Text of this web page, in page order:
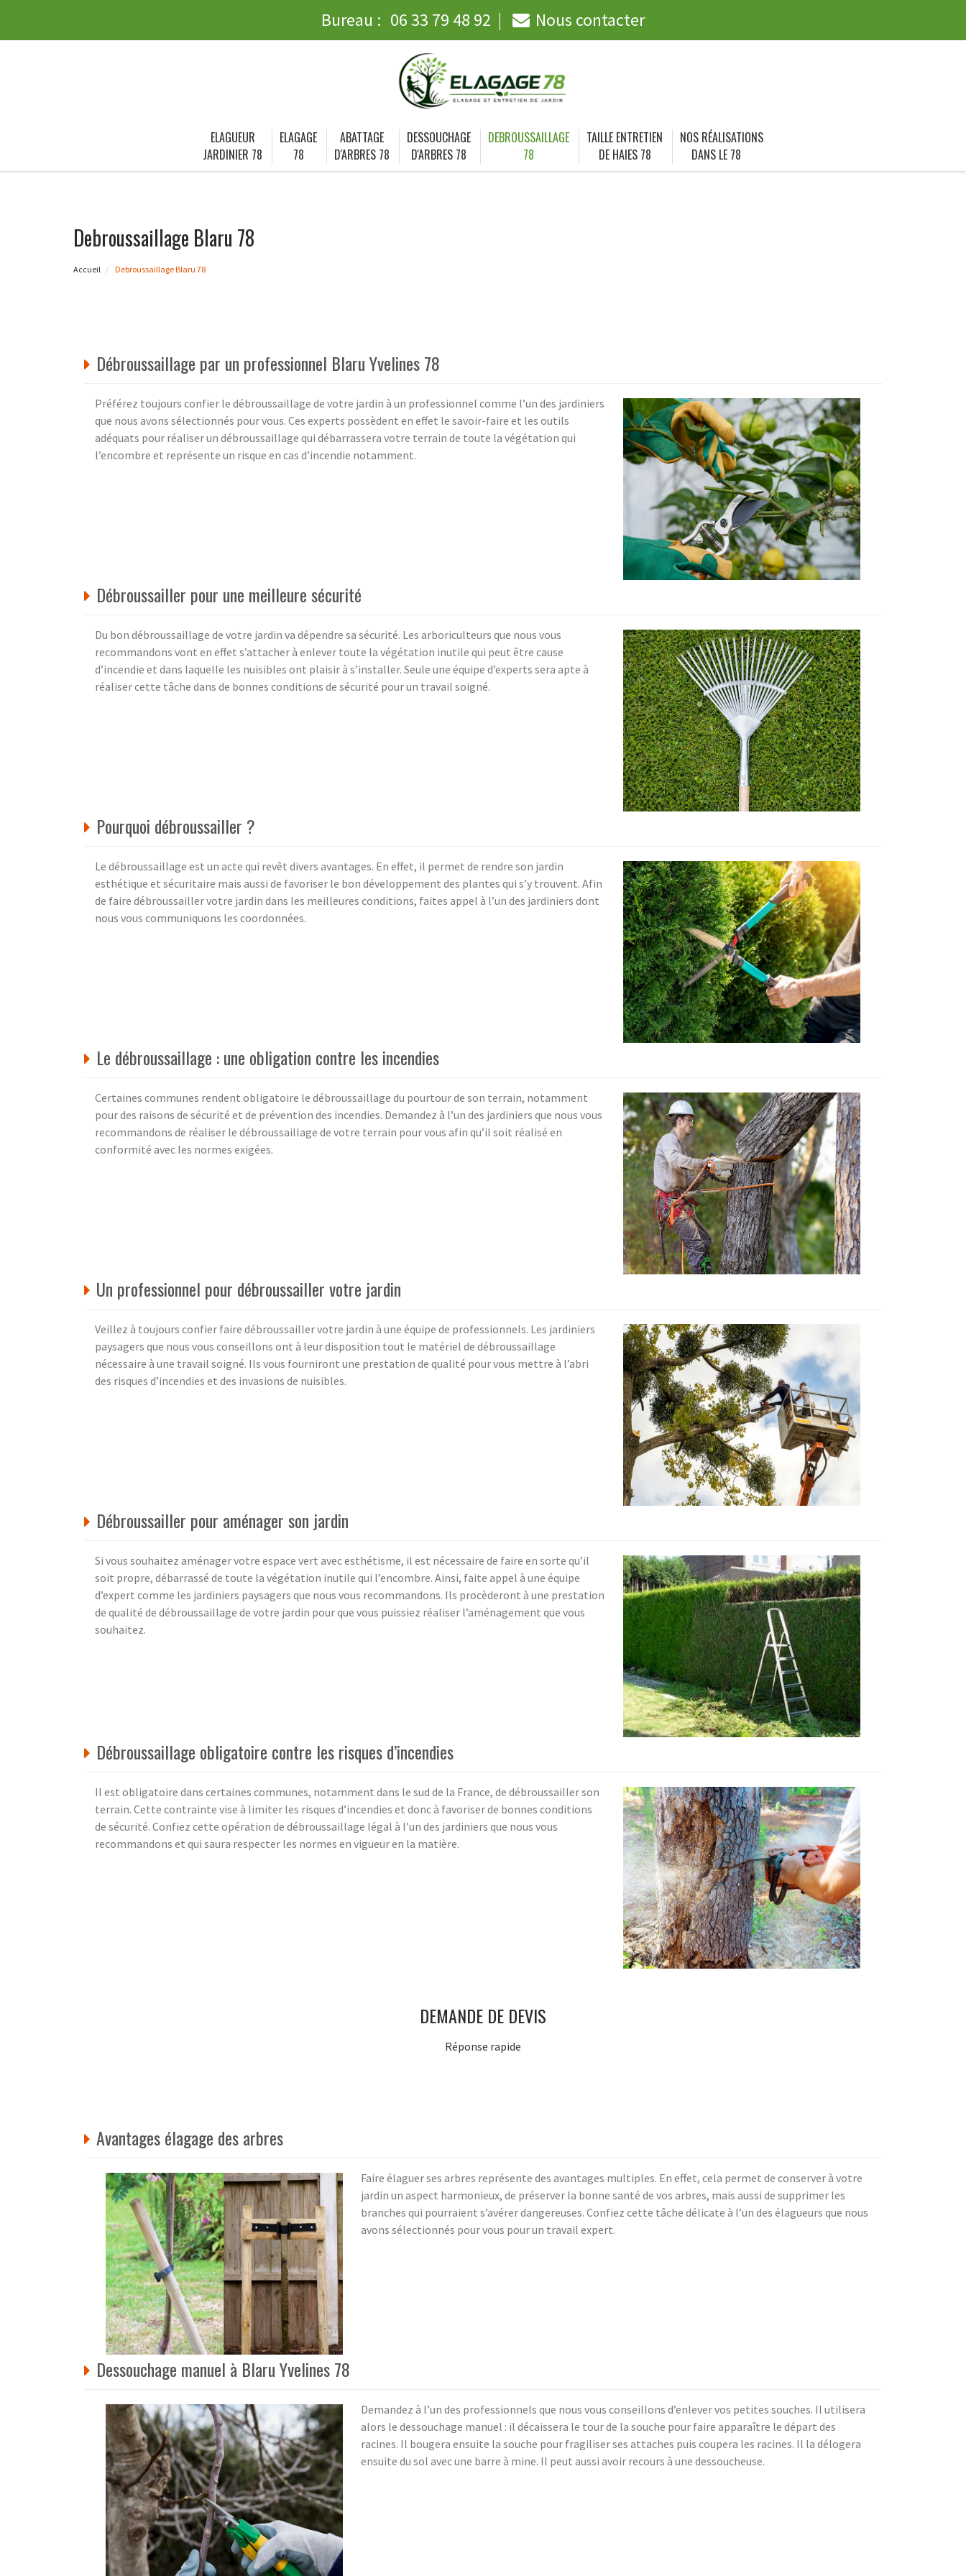
Bureau : 06 33 79 48 92 Nous contacter
ELAGUEUR
JARDINIER 78
ELAGAGE
78
ABATTAGE
D'ARBRES 78
DESSOUCHAGE
D'ARBRES 78
DEBROUSSAILLAGE
78
TAILLE ENTRETIEN
DE HAIES 78
NOS RÉALISATIONS
DANS LE 78
Debroussaillage Blaru 78
Accueil Debroussaillage Blaru 78
Débroussaillage par un professionnel Blaru Yvelines 78
Préférez toujours confier le débroussaillage de votre jardin à un professionnel comme l’un des jardiniers
que nous avons sélectionnés pour vous. Ces experts possèdent en effet le savoir-faire et les outils
adéquats pour réaliser un débroussaillage qui débarrassera votre terrain de toute la végétation qui
l’encombre et représente un risque en cas d’incendie notamment.
Débroussailler pour une meilleure sécurité
Du bon débroussaillage de votre jardin va dépendre sa sécurité. Les arboriculteurs que nous vous
recommandons vont en effet s’attacher à enlever toute la végétation inutile qui peut être cause
d’incendie et dans laquelle les nuisibles ont plaisir à s’installer. Seule une équipe d’experts sera apte à
réaliser cette tâche dans de bonnes conditions de sécurité pour un travail soigné.
Pourquoi débroussailler ?
Le débroussaillage est un acte qui revêt divers avantages. En effet, il permet de rendre son jardin
esthétique et sécuritaire mais aussi de favoriser le bon développement des plantes qui s’y trouvent. Afin
de faire débroussailler votre jardin dans les meilleures conditions, faites appel à l’un des jardiniers dont
nous vous communiquons les coordonnées.
Le débroussaillage : une obligation contre les incendies
Certaines communes rendent obligatoire le débroussaillage du pourtour de son terrain, notamment
pour des raisons de sécurité et de prévention des incendies. Demandez à l’un des jardiniers que nous vous
recommandons de réaliser le débroussaillage de votre terrain pour vous afin qu’il soit réalisé en
conformité avec les normes exigées.
Un professionnel pour débroussailler votre jardin
Veillez à toujours confier faire débroussailler votre jardin à une équipe de professionnels. Les jardiniers
paysagers que nous vous conseillons ont à leur disposition tout le matériel de débroussaillage
nécessaire à une travail soigné. Ils vous fourniront une prestation de qualité pour vous mettre à l’abri
des risques d’incendies et des invasions de nuisibles.
Débroussailler pour aménager son jardin
Si vous souhaitez aménager votre espace vert avec esthétisme, il est nécessaire de faire en sorte qu’il
soit propre, débarrassé de toute la végétation inutile qui l’encombre. Ainsi, faite appel à une équipe
d’expert comme les jardiniers paysagers que nous vous recommandons. Ils procèderont à une prestation
de qualité de débroussaillage de votre jardin pour que vous puissiez réaliser l’aménagement que vous
souhaitez.
Débroussaillage obligatoire contre les risques d’incendies
Il est obligatoire dans certaines communes, notamment dans le sud de la France, de débroussailler son
terrain. Cette contrainte vise à limiter les risques d’incendies et donc à favoriser de bonnes conditions
de sécurité. Confiez cette opération de débroussaillage légal à l’un des jardiniers que nous vous
recommandons et qui saura respecter les normes en vigueur en la matière.
DEMANDE DE DEVIS
Réponse rapide
Avantages élagage des arbres
Faire élaguer ses arbres représente des avantages multiples. En effet, cela permet de conserver à votre
jardin un aspect harmonieux, de préserver la bonne santé de vos arbres, mais aussi de supprimer les
branches qui pourraient s’avérer dangereuses. Confiez cette tâche délicate à l’un des élagueurs que nous
avons sélectionnés pour vous pour un travail expert.
Dessouchage manuel à Blaru Yvelines 78
Demandez à l’un des professionnels que nous vous conseillons d’enlever vos petites souches. Il utilisera
alors le dessouchage manuel : il décaissera le tour de la souche pour faire apparaître le départ des
racines. Il bougera ensuite la souche pour fragiliser ses attaches puis coupera les racines. Il la délogera
ensuite du sol avec une barre à mine. Il peut aussi avoir recours à une dessoucheuse.